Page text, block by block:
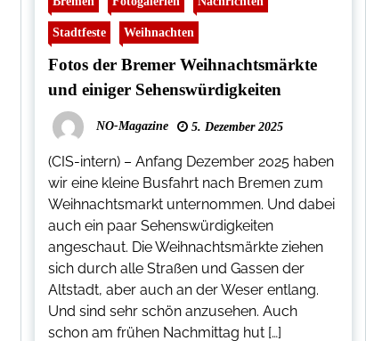
Stadtfeste Weihnachten
Fotos der Bremer Weihnachtsmärkte
und einiger Sehenswürdigkeiten
NO-Magazine 5. Dezember 2025
(CIS-intern) – Anfang Dezember 2025 haben
wir eine kleine Busfahrt nach Bremen zum
Weihnachtsmarkt unternommen. Und dabei
auch ein paar Sehenswürdigkeiten
angeschaut. Die Weihnachtsmärkte ziehen
sich durch alle Straßen und Gassen der
Altstadt, aber auch an der Weser entlang.
Und sind sehr schön anzusehen. Auch
schon am frühen Nachmittag hut […]